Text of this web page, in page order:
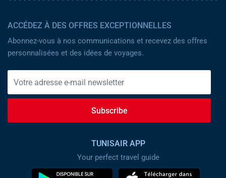
ACCÉDEZ À DES OFFRES EXCEPTIONNELLES
Abonnez-vous à nos communications et recevez des offres
personnalisées et des idées de voyages.
Subscribe
TUNISAIR APP
Your perfect travel guide